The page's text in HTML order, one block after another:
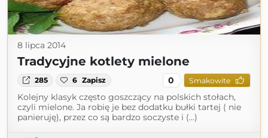
8 lipca 2014
Tradycyjne kotlety mielone
285 6 Zapisz 0 Smakowite
Kolejny klasyk często goszczący na polskich stołach,
czyli mielone. Ja robię je bez dodatku bułki tartej ( nie
panieruję), przez co są bardzo soczyste i (...)